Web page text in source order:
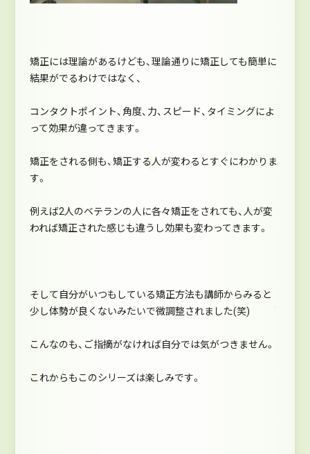
矯正には理論があるけども、理論通りに矯正しても簡単に
結果がでるわけではなく、
コンタクトポイント、角度、力、スピード、タイミングによ
って効果が違ってきます。
矯正をされる側も、矯正する人が変わるとすぐにわかりま
す。
例えば2人のベテランの人に各々矯正をされても、人が変
われば矯正された感じも違うし効果も変わってきます。
そして自分がいつもしている矯正方法も講師からみると
少し体勢が良くないみたいで微調整されました(笑)
こんなのも、ご指摘がなければ自分では気がつきません。
これからもこのシリーズは楽しみです。